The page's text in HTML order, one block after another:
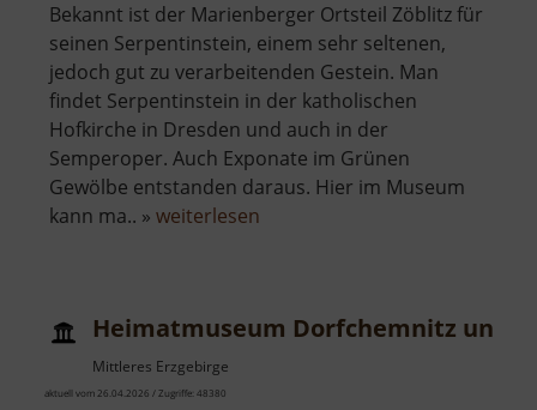
Bekannt ist der Marienberger Ortsteil Zöblitz für
seinen Serpentinstein, einem sehr seltenen,
jedoch gut zu verarbeitenden Gestein. Man
findet Serpentinstein in der katholischen
Hofkirche in Dresden und auch in der
Semperoper. Auch Exponate im Grünen
Gewölbe entstanden daraus. Hier im Museum
kann ma.. » weiterlesen
Heimatmuseum Dorfchemnitz und
Mittleres Erzgebirge
aktuell vom 26.04.2026 / Zugriffe: 48380